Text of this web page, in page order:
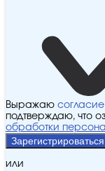
Выражаю согласие
подтверждаю, что
обработки
Зарегистрироваться
или